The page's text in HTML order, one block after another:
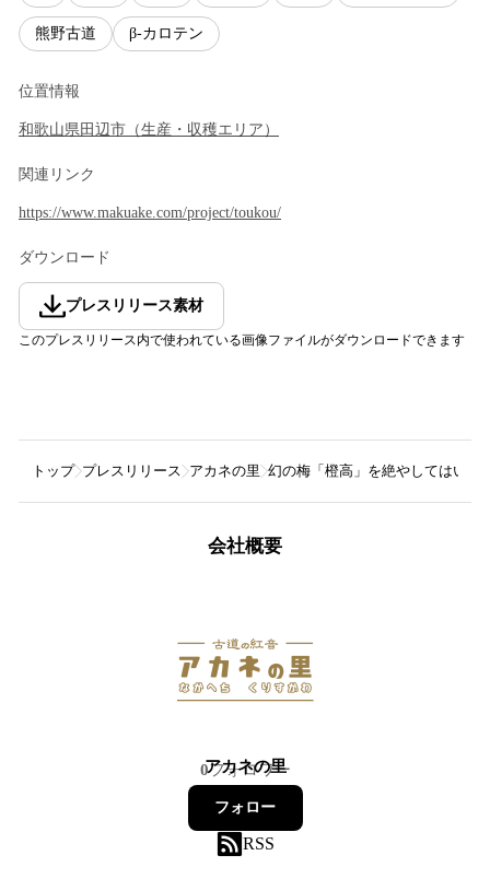
熊野古道 β-カロテン
位置情報
和歌山県田辺市 （生産・収穫エリア ）
関連リンク
https://www.makuake.com/project/toukou/
ダウンロード
プレスリリース素材
このプレスリリース内で使われている画像ファイルがダウンロードできます
トップ プレスリリース アカネの里 幻の梅「橙高」を絶やしてはいけ
会社概要
アカネの里
0フォロワー
フォロー
RSS